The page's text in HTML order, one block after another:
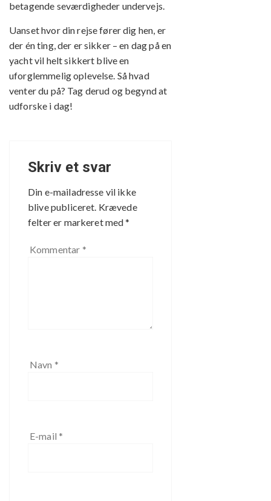
betagende seværdigheder undervejs.
Uanset hvor din rejse fører dig hen, er
der én ting, der er sikker – en dag på en
yacht vil helt sikkert blive en
uforglemmelig oplevelse. Så hvad
venter du på? Tag derud og begynd at
udforske i dag!
Skriv et svar
Din e-mailadresse vil ikke
blive publiceret. Krævede
felter er markeret med*
Kommentar *
Navn *
E-mail *